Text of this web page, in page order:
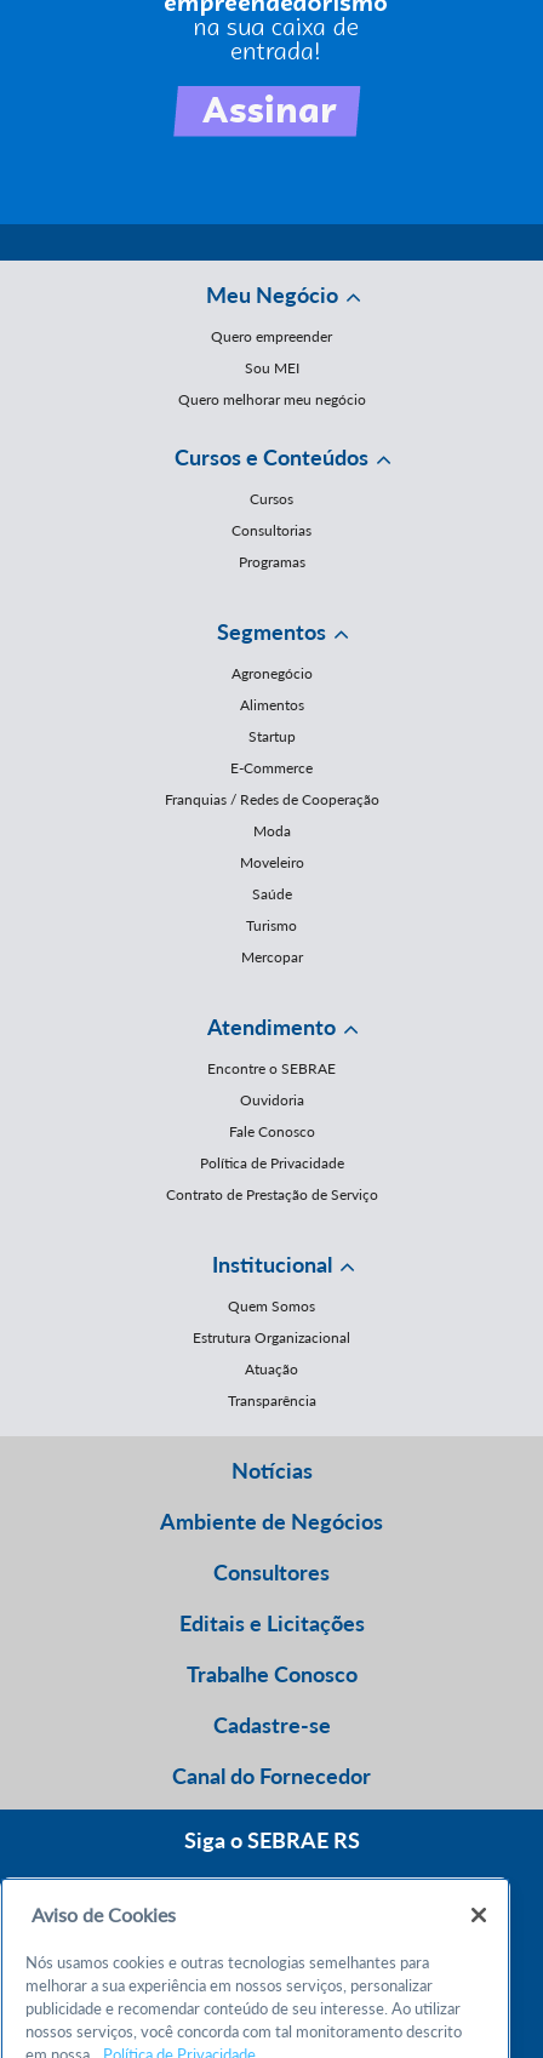
Meu Negócio
Quero empreender
Sou MEI
Quero melhorar meu negócio
Cursos e Conteúdos
Cursos
Consultorias
Programas
Segmentos
Agronegócio
Alimentos
Startup
E-Commerce
Franquias / Redes de Cooperação
Moda
Moveleiro
Saúde
Turismo
Mercopar
Atendimento
Encontre o SEBRAE
Ouvidoria
Fale Conosco
Política de Privacidade
Contrato de Prestação de Serviço
Institucional
Quem Somos
Estrutura Organizacional
Atuação
Transparência
Notícias
Ambiente de Negócios
Consultores
Editais e Licitações
Trabalhe Conosco
Cadastre-se
Canal do Fornecedor
Siga o SEBRAE RS
Atendimento 24h
Chame no WhatsApp
Aviso de Cookies
Nós usamos cookies e outras tecnologias semelhantes para
melhorar a sua experiência em nossos serviços, personalizar
publicidade e recomendar conteúdo de seu interesse. Ao utilizar
nossos serviços, você concorda com tal monitoramento descrito